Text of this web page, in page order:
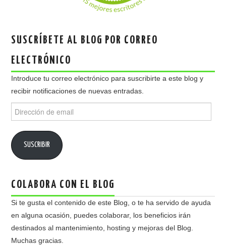
SUSCRÍBETE AL BLOG POR CORREO
ELECTRÓNICO
Introduce tu correo electrónico para suscribirte a este blog y
recibir notificaciones de nuevas entradas.
de
SUSCRIBIR
COLABORA CON EL BLOG
Si te gusta el contenido de este Blog, o te ha servido de ayuda
en alguna ocasión, puedes colaborar, los beneficios irán
destinados al mantenimiento, hosting y mejoras del Blog.
Muchas gracias.